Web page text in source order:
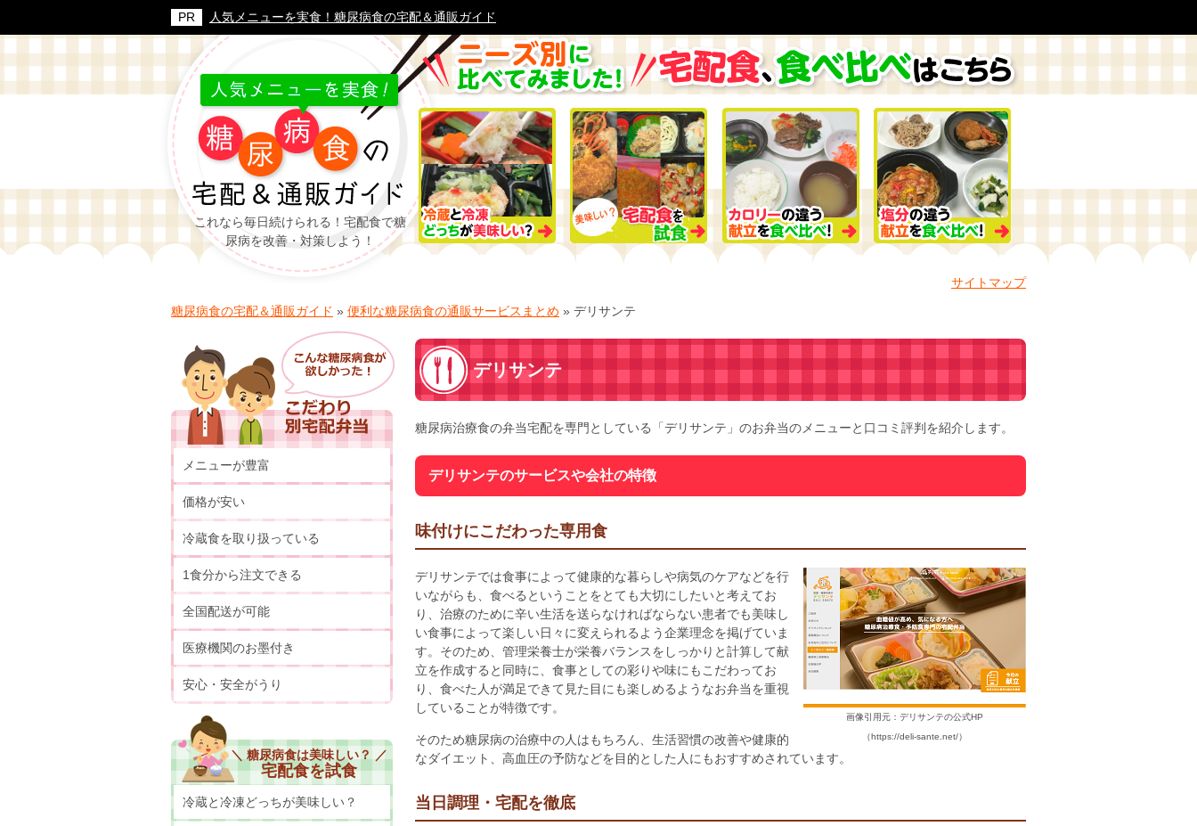
人気メニューを実食！糖尿病食の宅配＆通販ガイド
これなら毎日続けられる！宅配食で糖
尿病を改善・対策しよう！
サイトマップ
糖尿病食の宅配＆通販ガイド » 便利な糖尿病食の通販サービスまとめ » デリサンテ
デリサンテ
糖尿病治療食の弁当宅配を専門としている「デリサンテ」のお弁当のメニューと口コミ評判を紹介します。
デリサンテのサービスや会社の特徴
味付けにこだわった専用食
画像引用元：デリサンテの公式HP
（https://deli-sante.net/）
デリサンテでは食事によって健康的な暮らしや病気のケアなどを行
いながらも、食べるということをとても大切にしたいと考えてお
り、治療のために辛い生活を送らなければならない患者でも美味し
い食事によって楽しい日々に変えられるよう企業理念を掲げていま
す。そのため、管理栄養士が栄養バランスをしっかりと計算して献
立を作成すると同時に、食事としての彩りや味にもこだわってお
り、食べた人が満足できて見た目にも楽しめるようなお弁当を重視
していることが特徴です。
そのため糖尿病の治療中の人はもちろん、生活習慣の改善や健康的
なダイエット、高血圧の予防などを目的とした人にもおすすめされています。
当日調理・宅配を徹底
メニューが豊富
価格が安い
冷蔵食を取り扱っている
1食分から注文できる
全国配送が可能
医療機関のお墨付き
安心・安全がうり
＼ 糖尿病食は美味しい？ ／
宅配食を試食
冷蔵と冷凍どっちが美味しい？